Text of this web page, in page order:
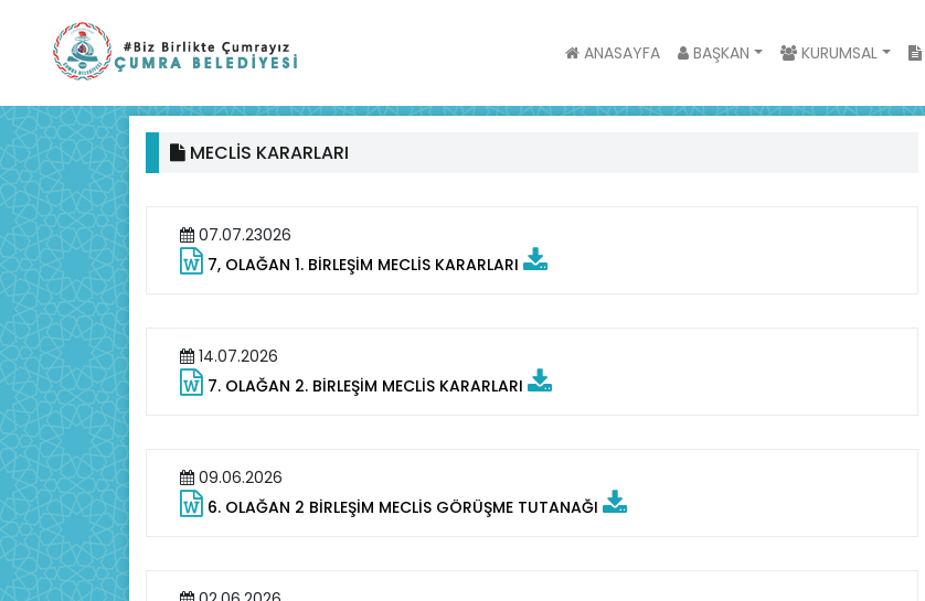
ANASAYFA BAŞKAN KURUMSAL
MECLİS KARARLARI
07.07.23026
7, OLAĞAN 1. BİRLEŞİM MECLİS KARARLARI
14.07.2026
7. OLAĞAN 2. BİRLEŞİM MECLİS KARARLARI
09.06.2026
6. OLAĞAN 2 BİRLEŞİM MECLİS GÖRÜŞME TUTANAĞI